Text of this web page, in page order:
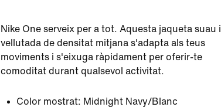
Nike One serveix per a tot. Aquesta jaqueta suau i
vellutada de densitat mitjana s'adapta als teus
moviments i s'eixuga ràpidament per oferir-te
comoditat durant qualsevol activitat.
Color mostrat: Midnight Navy/Blanc